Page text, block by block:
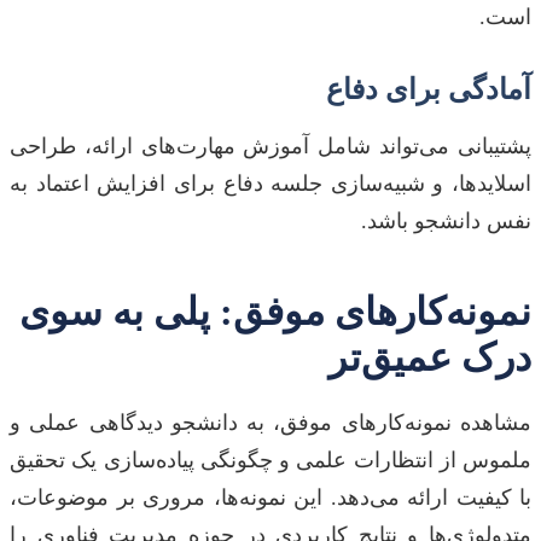
است.
آمادگی برای دفاع
پشتیبانی می‌تواند شامل آموزش مهارت‌های ارائه، طراحی
اسلایدها، و شبیه‌سازی جلسه دفاع برای افزایش اعتماد به
نفس دانشجو باشد.
نمونه‌کارهای موفق: پلی به سوی
درک عمیق‌تر
مشاهده نمونه‌کارهای موفق، به دانشجو دیدگاهی عملی و
ملموس از انتظارات علمی و چگونگی پیاده‌سازی یک تحقیق
با کیفیت ارائه می‌دهد. این نمونه‌ها، مروری بر موضوعات،
متدولوژی‌ها و نتایج کاربردی در حوزه مدیریت فناوری را